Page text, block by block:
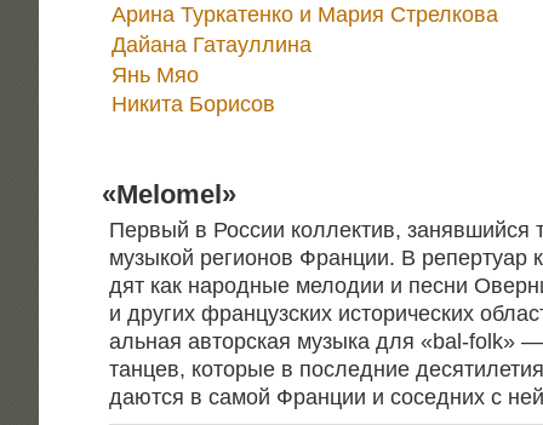
Ари­на Тур­ка­тен­ко и Мария Стрелкова
Дай­а­на Гатауллина
Янь Мяо
Ники­та Борисов
«Melomel»
Пер­вый в Рос­сии кол­лек­тив, заняв­ший­ся
музы­кой реги­о­нов Фран­ции. В репер­ту­ар
дят как народ­ные мело­дии и пес­ни
и дру­гих фран­цуз­ских исто­ри­че­ских
аль­ная автор­ская музы­ка для «bal-folk»
тан­цев, кото­рые в послед­ние
да­ют­ся в самой Фран­ции и сосед­них с